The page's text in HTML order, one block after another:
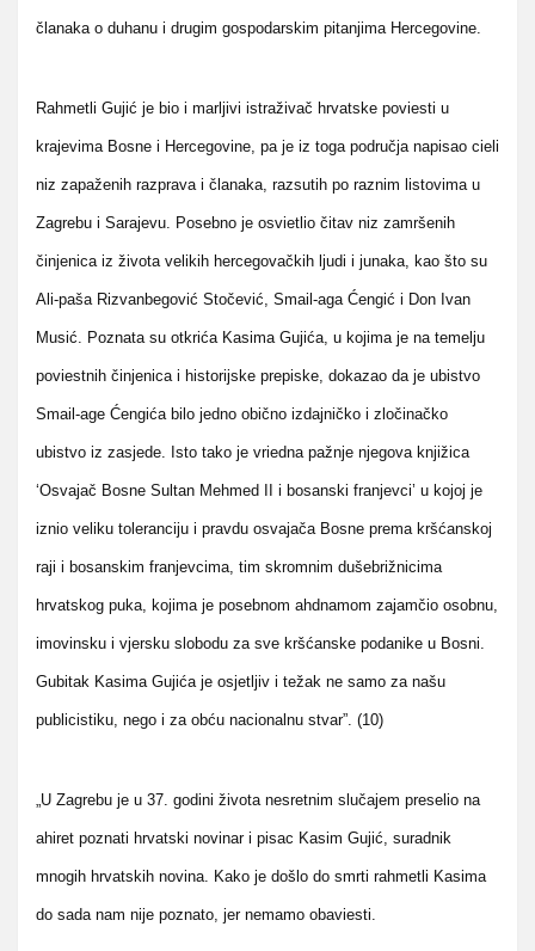
članaka o duhanu i drugim gospodarskim pitanjima Hercegovine.
Rahmetli Gujić je bio i marljivi istraživač hrvatske poviesti u
krajevima Bosne i Hercegovine, pa je iz toga područja napisao cieli
niz zapaženih razprava i članaka, razsutih po raznim listovima u
Zagrebu i Sarajevu. Posebno je osvietlio čitav niz zamršenih
činjenica iz života velikih hercegovačkih ljudi i junaka, kao što su
Ali-paša Rizvanbegović Stočević, Smail-aga Ćengić i Don Ivan
Musić. Poznata su otkrića Kasima Gujića, u kojima je na temelju
poviestnih činjenica i historijske prepiske, dokazao da je ubistvo
Smail-age Ćengića bilo jedno obično izdajničko i zločinačko
ubistvo iz zasjede. Isto tako je vriedna pažnje njegova knjižica
‘Osvajač Bosne Sultan Mehmed II i bosanski franjevci’ u kojoj je
iznio veliku toleranciju i pravdu osvajača Bosne prema kršćanskoj
raji i bosanskim franjevcima, tim skromnim dušebrižnicima
hrvatskog puka, kojima je posebnom ahdnamom zajamčio osobnu,
imovinsku i vjersku slobodu za sve kršćanske podanike u Bosni.
Gubitak Kasima Gujića je osjetljiv i težak ne samo za našu
publicistiku, nego i za obću nacionalnu stvar”. (10)
„U Zagrebu je u 37. godini života nesretnim slučajem preselio na
ahiret poznati hrvatski novinar i pisac Kasim Gujić, suradnik
mnogih hrvatskih novina. Kako je došlo do smrti rahmetli Kasima
do sada nam nije poznato, jer nemamo obaviesti.